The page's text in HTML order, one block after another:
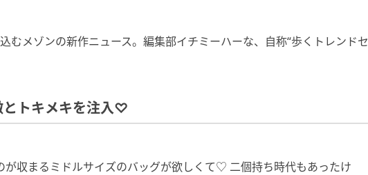
むメゾンの新作ニュース。編集部イチミーハーな、自称“歩くトレンドセ
とトキメキを注入♡
が収まるミドルサイズのバッグが欲しくて♡ 二個持ち時代もあったけ